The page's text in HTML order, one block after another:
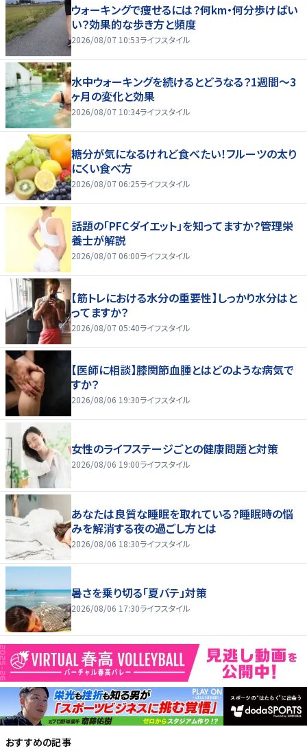
ウォーキングで痩せるには？何km・何分歩けばい
い？効果的な歩き方と頻度
2026/08/07 10:53ライフスタイル
水中ウォーキングを続けるとどうなる？1週間～3
ヶ月の変化と効果
2026/08/07 10:34ライフスタイル
糖分が気になるけれど食べたい！フルーツの太り
にくい食べ方
2026/08/07 06:25ライフスタイル
話題の「PFCダイエット」を知ってますか？管理栄
養士が解説
2026/08/07 06:00ライフスタイル
【筋トレにおける水分の重要性】しっかり水分はと
ってますか？
2026/08/07 05:40ライフスタイル
【医師に相談】膝関節血腫とはどのような病気で
すか？
2026/08/06 19:30ライフスタイル
女性のライフステージごとの健康問題と対策
2026/08/06 19:00ライフスタイル
あなたは良質な睡眠を取れている？睡眠時の悩
みを解消する夜の過ごし方とは
2026/08/06 18:30ライフスタイル
暑さを乗り切る「夏バテ」対策
2026/08/06 17:30ライフスタイル
おすすめの記事